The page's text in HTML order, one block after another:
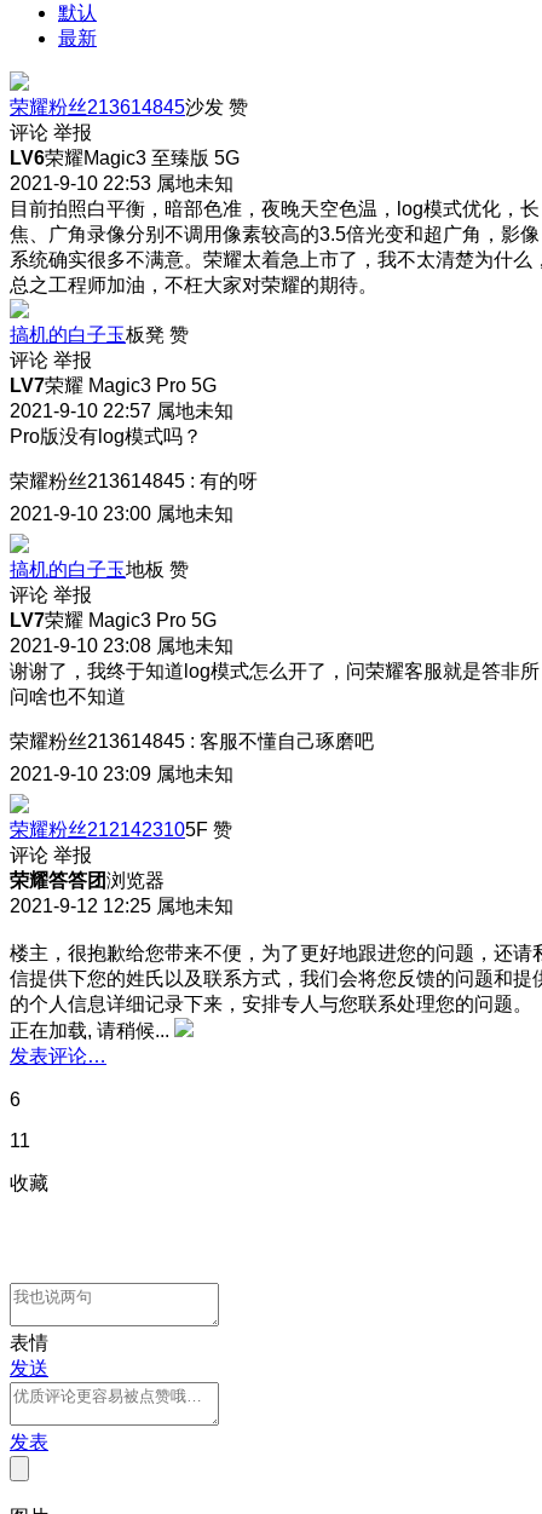
默认
最新
荣耀粉丝213614845沙发 赞
评论 举报
LV6荣耀Magic3 至臻版 5G
2021-9-10 22:53 属地未知
目前拍照白平衡，暗部色准，夜晚天空色温，log模式优化，长
焦、广角录像分别不调用像素较高的3.5倍光变和超广角，影像
系统确实很多不满意。荣耀太着急上市了，我不太清楚为什么
总之工程师加油，不枉大家对荣耀的期待。
搞机的白子玉板凳 赞
评论 举报
LV7荣耀 Magic3 Pro 5G
2021-9-10 22:57 属地未知
Pro版没有log模式吗？
荣耀粉丝213614845 : 有的呀
2021-9-10 23:00 属地未知
搞机的白子玉地板 赞
评论 举报
LV7荣耀 Magic3 Pro 5G
2021-9-10 23:08 属地未知
谢谢了，我终于知道log模式怎么开了，问荣耀客服就是答非所
问啥也不知道
荣耀粉丝213614845 : 客服不懂自己琢磨吧
2021-9-10 23:09 属地未知
荣耀粉丝2121423105F 赞
评论 举报
荣耀答答团浏览器
2021-9-12 12:25 属地未知
楼主，很抱歉给您带来不便，为了更好地跟进您的问题，还请
信提供下您的姓氏以及联系方式，我们会将您反馈的问题和提
的个人信息详细记录下来，安排专人与您联系处理您的问题。
正在加载, 请稍候...
发表评论…
6
11
收藏
表情
发送
发表